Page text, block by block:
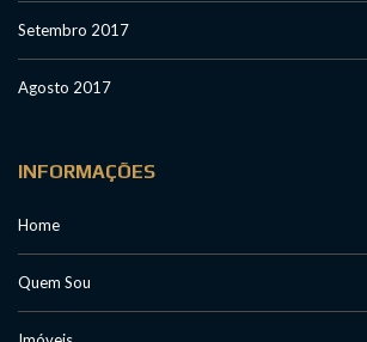
Setembro 2017
Agosto 2017
INFORMAÇÕES
Home
Quem Sou